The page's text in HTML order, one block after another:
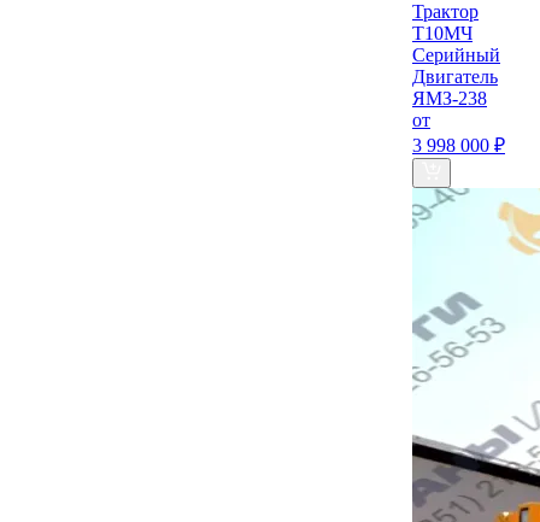
Трактор
Т10МЧ
Серийный
Двигатель
ЯМЗ-238
от
3 998 000 ₽